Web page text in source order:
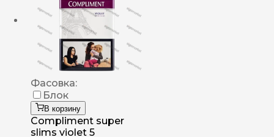
Фасовка:
Блок
В корзину
Compliment super
slims violet 5